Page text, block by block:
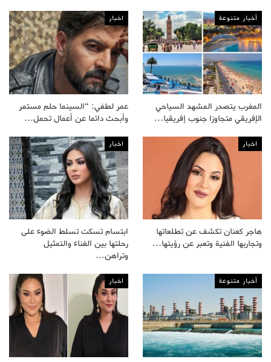
أخبار متنوعة
المغرب يتصدر المشهد السياحي
الإفريقي متجاوزا جنوب إفريقيا…
اخبار
عمر لطفي: “السينما حلم مستمر
وأبحث دائما عن أعمال تحمل…
اخبار
هاجر كعنان تكشف عن تطلعاتها
وتجاربها الفنية وتعبر عن رؤيتها…
اخبار
ابتسام تسكت تسلط الضوء على
رحلتها بين الغناء والتمثيل
وتراهن…
أخبار متنوعة اخبار